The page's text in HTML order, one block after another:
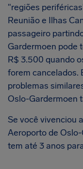
"regiões
Reunião e Ilhas
passageiro
Gardermoen pode
R$ 3.500 quando
forem cancelados.
problemas
Oslo-Gardermoen
Se você vivenciou
Aeroporto de
tem até 3 anos